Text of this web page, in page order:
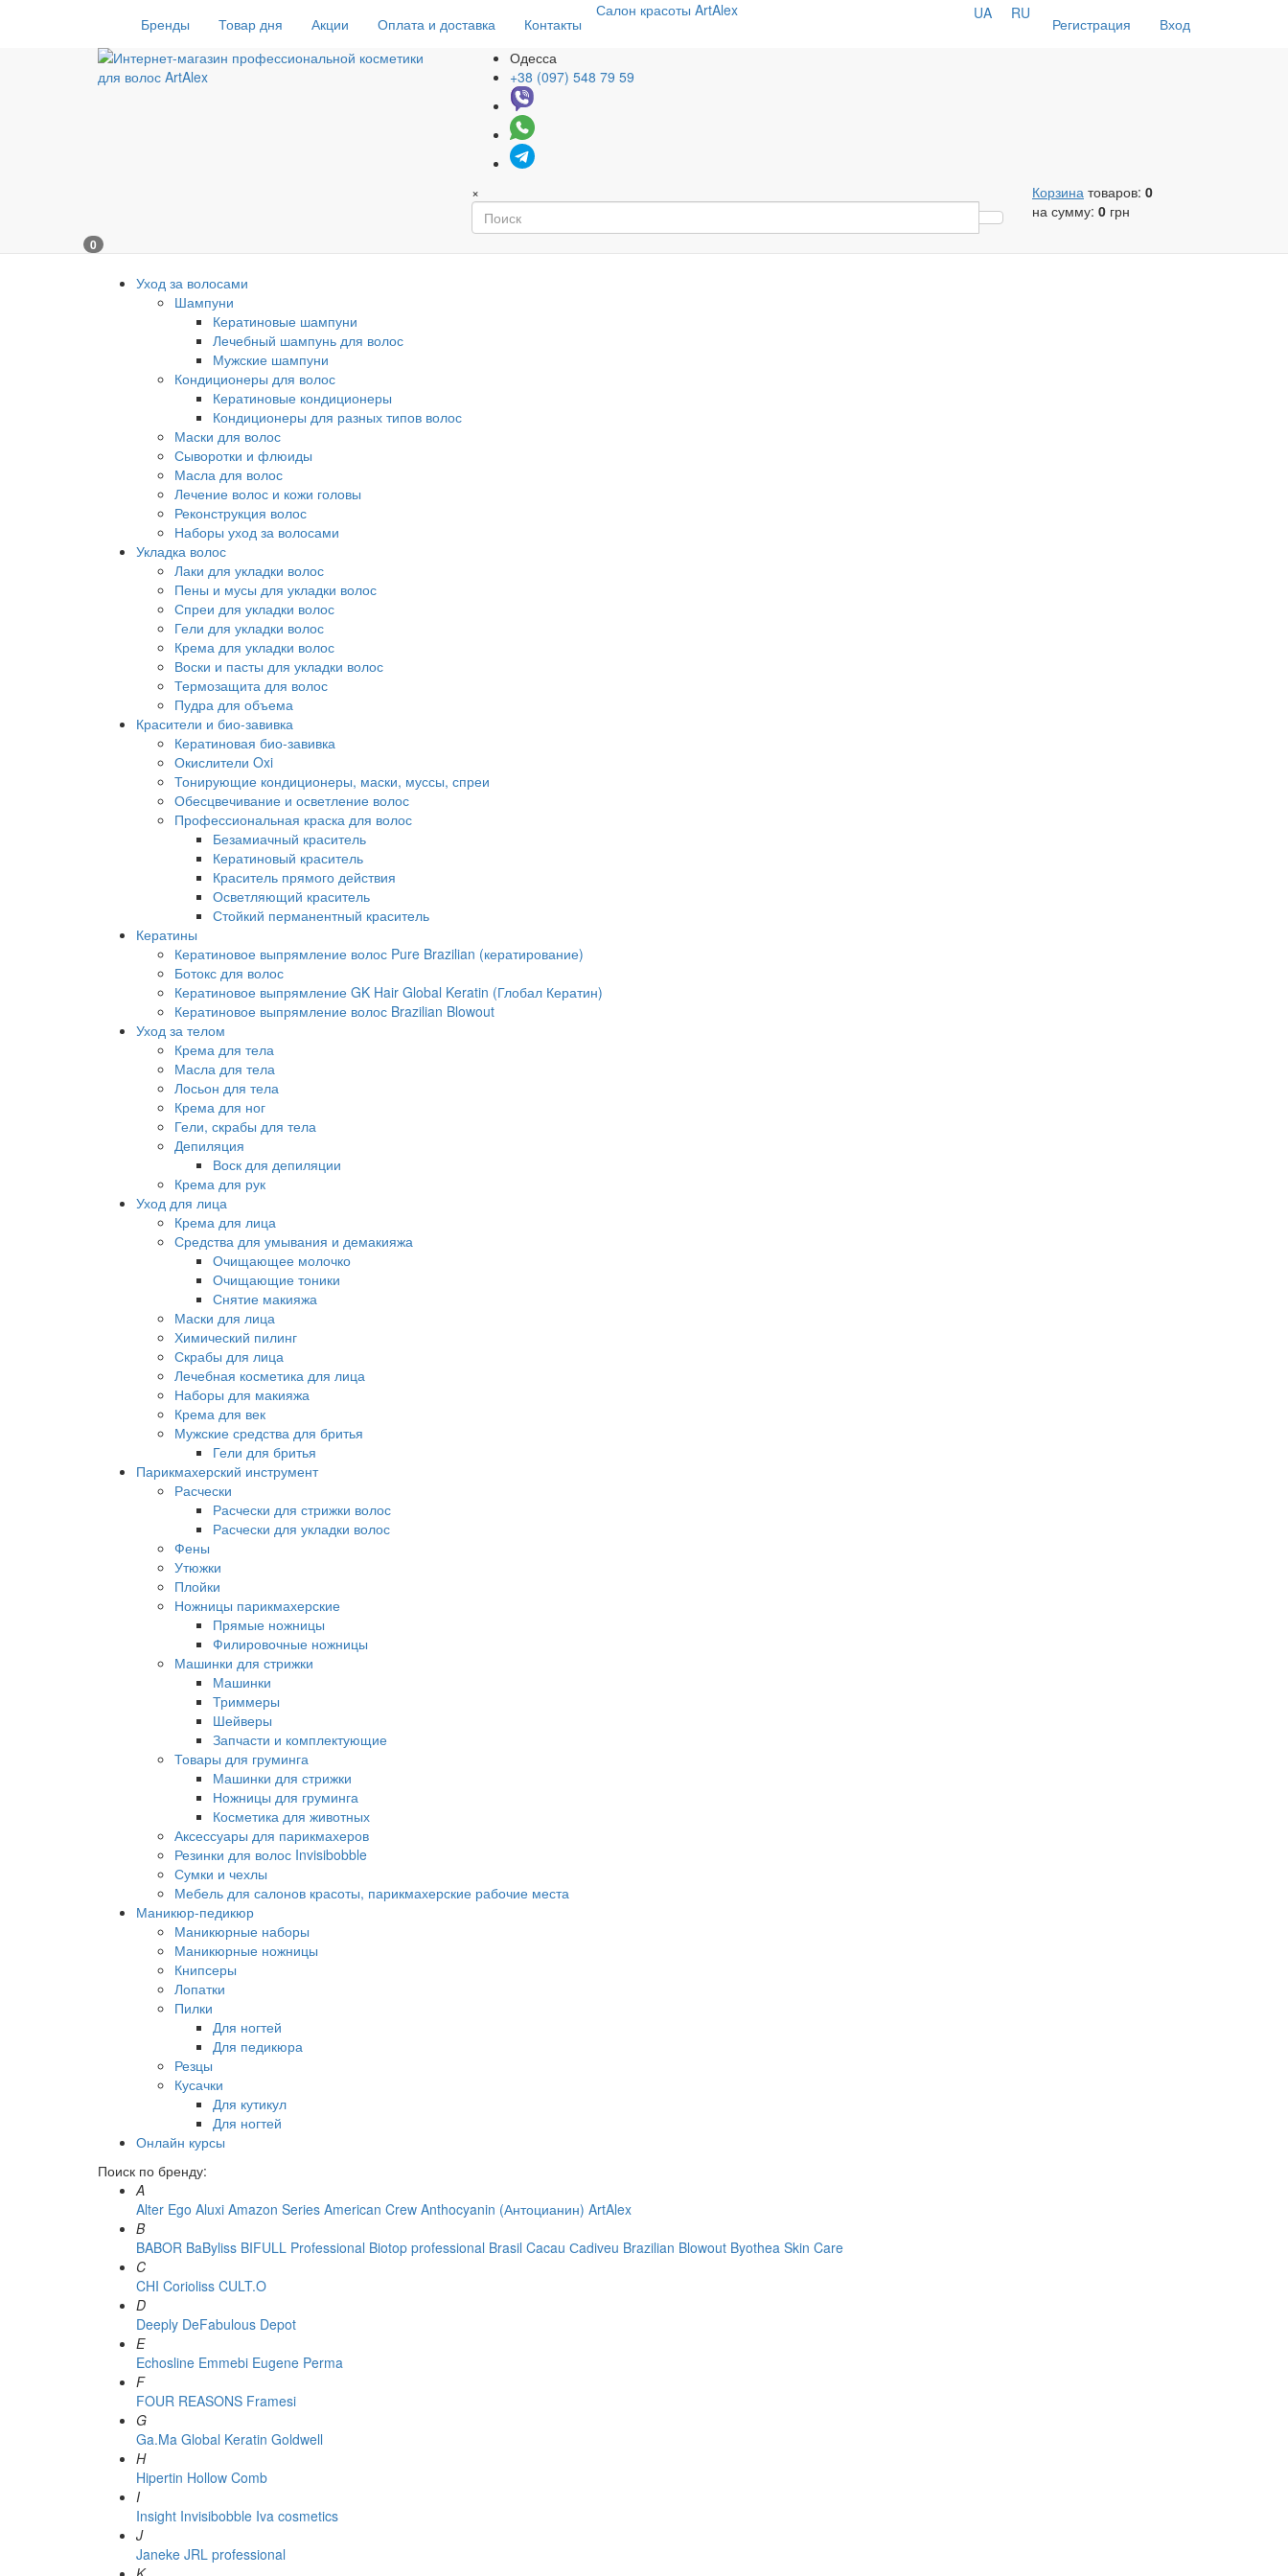
Бренды Товар дня Акции Оплата и доставка Контакты
Салон красоты ArtAlex
Регистрация Вход
UA RU
Одесса
+38 (097) 548 79 59
× Корзина товаров: 0
на сумму: 0 грн
0
Уход за волосами
Шампуни
Кератиновые шампуни
Лечебный шампунь для волос
Мужские шампуни
Кондиционеры для волос
Кератиновые кондиционеры
Кондиционеры для разных типов волос
Маски для волос
Сыворотки и флюиды
Масла для волос
Лечение волос и кожи головы
Реконструкция волос
Наборы уход за волосами
Укладка волос
Лаки для укладки волос
Пены и мусы для укладки волос
Спреи для укладки волос
Гели для укладки волос
Крема для укладки волос
Воски и пасты для укладки волос
Термозащита для волос
Пудра для объема
Красители и био-завивка
Кератиновая био-завивка
Окислители Oxi
Тонирующие кондиционеры, маски, муссы, спреи
Обесцвечивание и осветление волос
Профессиональная краска для волос
Безамиачный краситель
Кератиновый краситель
Краситель прямого действия
Осветляющий краситель
Стойкий перманентный краситель
Кератины
Кератиновое выпрямление волос Pure Brazilian (кератирование)
Ботокс для волос
Кератиновое выпрямление GK Hair Global Keratin (Глобал Кератин)
Кератиновое выпрямление волос Brazilian Blowout
Уход за телом
Крема для тела
Масла для тела
Лосьон для тела
Крема для ног
Гели, скрабы для тела
Депиляция
Воск для депиляции
Крема для рук
Уход для лица
Крема для лица
Средства для умывания и демакияжа
Очищающее молочко
Очищающие тоники
Снятие макияжа
Маски для лица
Химический пилинг
Скрабы для лица
Лечебная косметика для лица
Наборы для макияжа
Крема для век
Мужские средства для бритья
Гели для бритья
Парикмахерский инструмент
Расчески
Расчески для стрижки волос
Расчески для укладки волос
Фены
Утюжки
Плойки
Ножницы парикмахерские
Прямые ножницы
Филировочные ножницы
Машинки для стрижки
Машинки
Триммеры
Шейверы
Запчасти и комплектующие
Товары для груминга
Машинки для стрижки
Ножницы для груминга
Косметика для животных
Аксессуары для парикмахеров
Резинки для волос Invisibobble
Сумки и чехлы
Мебель для салонов красоты, парикмахерские рабочие места
Маникюр-педикюр
Маникюрные наборы
Маникюрные ножницы
Книпсеры
Лопатки
Пилки
Для ногтей
Для педикюра
Резцы
Кусачки
Для кутикул
Для ногтей
Онлайн курсы
Поиск по бренду:
A
Alter Ego Aluxi Amazon Series American Crew Anthocyanin (Антоцианин) ArtAlex
B
BABOR BaByliss BIFULL Professional Biotop professional Brasil Cacau Сadiveu Brazilian Blowout Byothea Skin Care
C
CHI Corioliss CULT.O
D
Deeply DeFabulous Depot
E
Echosline Emmebi Eugene Perma
F
FOUR REASONS Framesi
G
Ga.Ma Global Keratin Goldwell
H
Hipertin Hollow Comb
I
Insight Invisibobble Iva cosmetics
J
Janeke JRL professional